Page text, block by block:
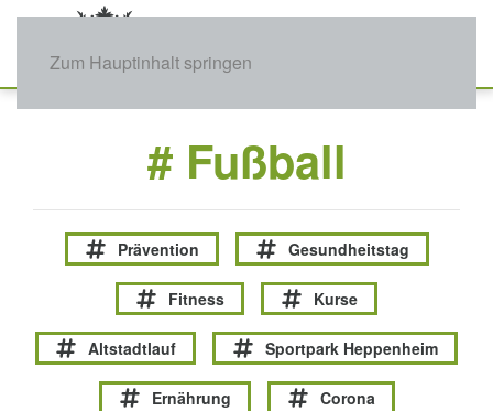
Zum Hauptinhalt springen
# Fußball
Prävention Gesundheitstag
Fitness Kurse
Altstadtlauf Sportpark Heppenheim
Ernährung Corona